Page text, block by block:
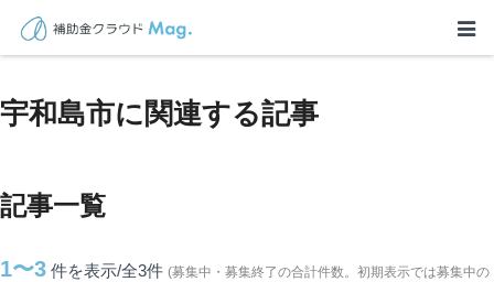
TOP > 補助金・助成金詳細>愛媛県
宇和島市に関連する記事
記事一覧
1〜3 件を表示/全3件 (募集中・募集終了の合計件数。初期表示では募集中の